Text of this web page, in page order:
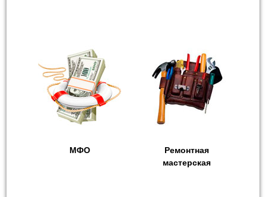
МФО
Ремонтная
мастерская